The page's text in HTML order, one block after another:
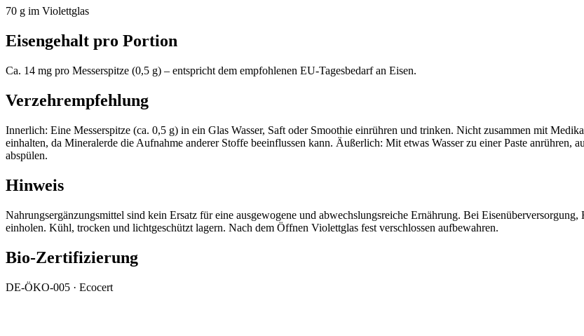
70 g im Violettglas
Eisengehalt pro Portion
Ca. 14 mg pro Messerspitze (0,5 g) – entspricht dem empfohlenen EU-Tagesbedarf an Eisen.
Verzehrempfehlung
Innerlich: Eine Messerspitze (ca. 0,5 g) in ein Glas Wasser, Saft oder Smoothie einrühren und trinken. Nicht zusammen mit
einhalten, da Mineralerde die Aufnahme anderer Stoffe beeinflussen kann. Äußerlich: Mit etwas Wasser zu einer Paste
abspülen.
Hinweis
Nahrungsergänzungsmittel sind kein Ersatz für eine ausgewogene und abwechslungsreiche Ernährung. Bei
einholen. Kühl, trocken und lichtgeschützt lagern. Nach dem Öffnen Violettglas fest verschlossen aufbewahren.
Bio-Zertifizierung
DE-ÖKO-005 · Ecocert